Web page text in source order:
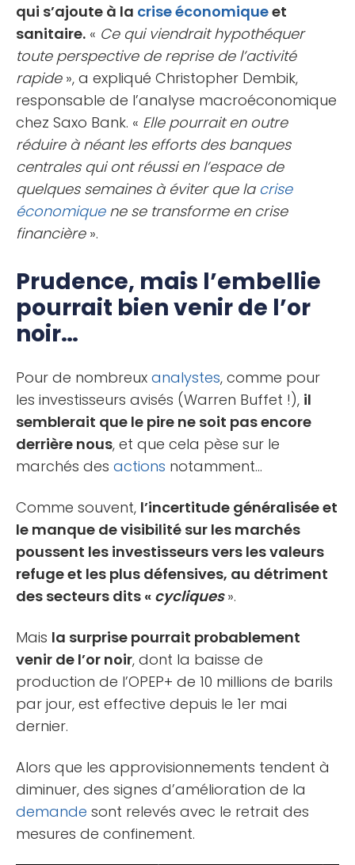
qui s’ajoute à la crise économiqueet
sanitaire. « Ce qui viendrait hypothéquer
toute perspective de reprise de l’activité
rapide», a expliqué Christopher Dembik,
responsable de l’analyse macroéconomique
chez Saxo Bank. « Elle pourrait en outre
réduire à néant les efforts des banques
centrales qui ont réussi en l’espace de
quelques semaines à éviter que la crise
économiquene se transforme en crise
financière».
Prudence, mais l’embellie
pourrait bien venir de l’or
noir…
Pour de nombreux analystes, comme pour
les investisseurs avisés (Warren Buffet !), il
semblerait que le pire ne soit pas encore
derrière nous, et que cela pèse sur le
marchés des actions notamment…
Comme souvent, l’incertitude généralisée et
le manque de visibilité sur les marchés
poussent les investisseurs vers les valeurs
refuge et les plus défensives, au détriment
des secteurs dits « cycliques ».
Mais la surprise pourrait probablement
venir de l’or noir, dont la baisse de
production de l’OPEP+ de 10 millions de barils
par jour, est effective depuis le 1er mai
dernier.
Alors que les approvisionnements tendent à
diminuer, des signes d’amélioration de la
demande sont relevés avec le retrait des
mesures de confinement.